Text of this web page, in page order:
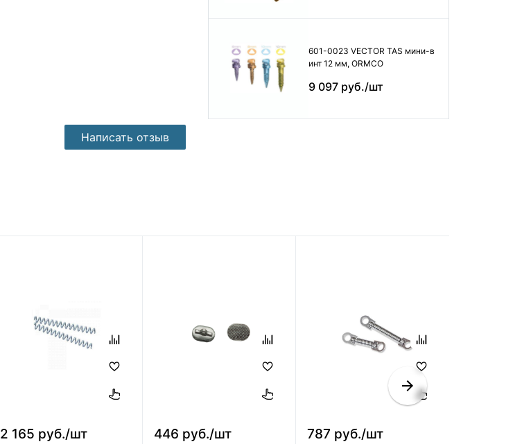
Написать отзыв
601-0023 VECTOR TAS мини-в
инт 12 мм, ORMCO
9 097 руб./шт
2 165 руб./шт 446 руб./шт 787 руб./шт